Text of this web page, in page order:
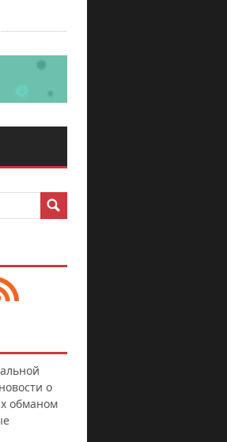
о
обманом